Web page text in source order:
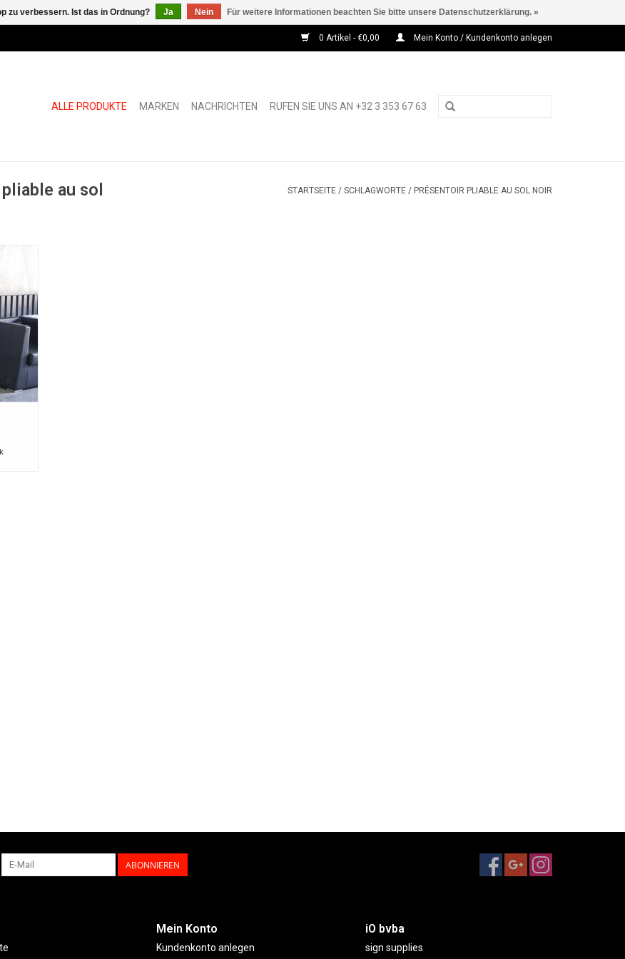
0 Artikel - €0,00 Mein Konto / Kundenkonto anlegen
ALLE PRODUKTE MARKEN NACHRICHTEN RUFEN SIE UNS AN +32 3 353 67 63
au sol
STARTSEITE / SCHLAGWORTE / PRÉSENTOIR PLIABLE AU SOL NOIR
ABONNIEREN
Mein Konto
Kundenkonto anlegen
iO bvba
sign supplies
zu verbessern. Ist das in Ordnung? Ja Nein Für weitere Informationen beachten Sie bitte unsere Datenschutzerklärung. »